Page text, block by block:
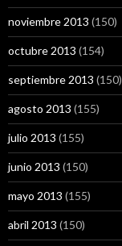
noviembre 2013 (150)
octubre 2013 (154)
septiembre 2013 (150)
agosto 2013 (155)
julio 2013 (155)
junio 2013 (150)
mayo 2013 (155)
abril 2013 (150)